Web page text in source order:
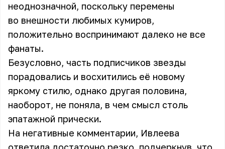
неоднозначной, поскольку перемены
во внешности любимых кумиров,
положительно воспринимают далеко не все
фанаты.
Безусловно, часть подписчиков звезды
порадовались и восхитились её новому
яркому стилю, однако другая половина,
наоборот, не поняла, в чем смысл столь
эпатажной прически.
На негативные комментарии, Ивлеева